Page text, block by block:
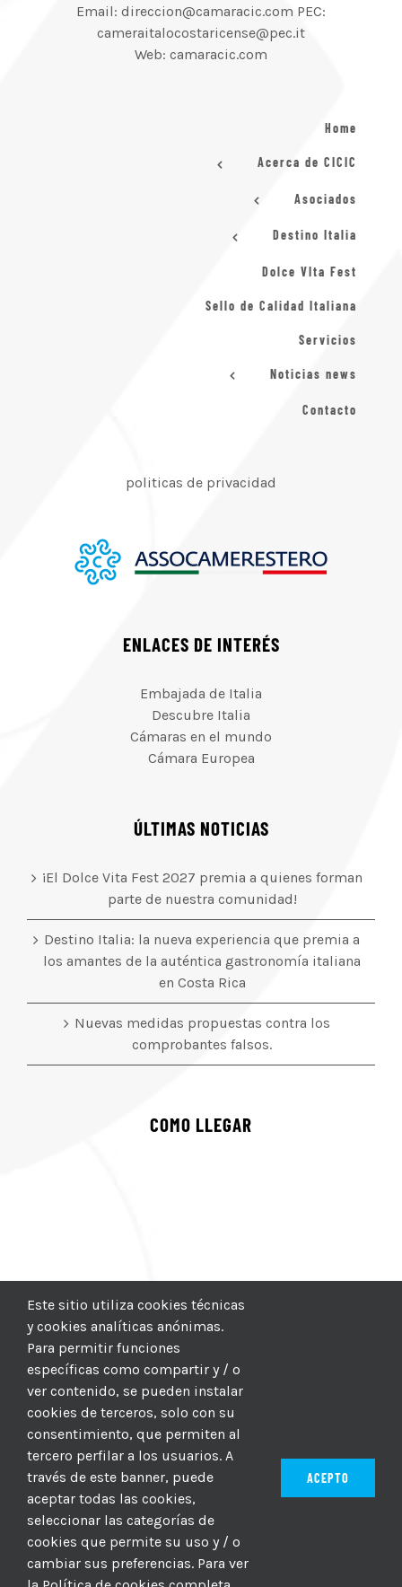
Email: direccion@camaracic.com PEC:
cameraitalocostaricense@pec.it
Web: camaracic.com
Home
Acerca de CICIC
Asociados
Destino Italia
Dolce VIta Fest
Sello de Calidad Italiana
Servicios
Noticias news
Contacto
politicas de privacidad
ENLACES DE INTERÉS
Embajada de Italia
Descubre Italia
Cámaras en el mundo
Cámara Europea
ÚLTIMAS NOTICIAS
¡El Dolce Vita Fest 2027 premia a quienes forman
parte de nuestra comunidad!
Destino Italia: la nueva experiencia que premia a
los amantes de la auténtica gastronomía italiana
en Costa Rica
Nuevas medidas propuestas contra los
comprobantes falsos.
COMO LLEGAR
© 2012–2025 |CICIC| Hosting: Hosting Para PYMES
MBAGIO.COM
| Todos los derechos reservados
Este sitio utiliza cookies técnicas
y cookies analíticas anónimas.
Para permitir funciones
específicas como compartir y / o
ver contenido, se pueden instalar
cookies de terceros, solo con su
consentimiento, que permiten al
tercero perfilar a los usuarios. A
través de este banner, puede
aceptar todas las cookies,
seleccionar las categorías de
cookies que permite su uso y / o
cambiar sus preferencias. Para ver
ACEPTO